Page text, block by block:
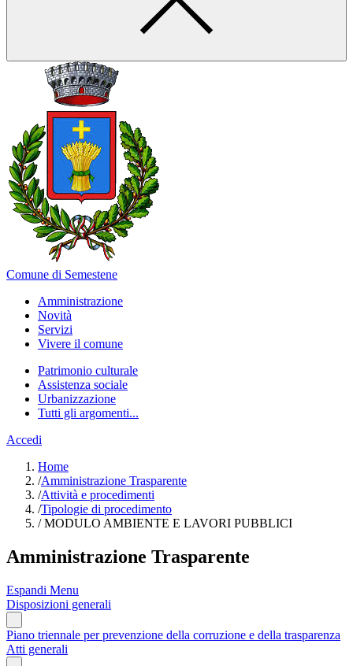
Comune di Semestene
Amministrazione
Novità
Servizi
Vivere il comune
Patrimonio culturale
Assistenza sociale
Urbanizzazione
Tutti gli argomenti...
Accedi
Home
/Amministrazione Trasparente
/Attività e procedimenti
/Tipologie di procedimento
/MODULO AMBIENTE E LAVORI PUBBLICI
Amministrazione Trasparente
Espandi Menu
Disposizioni generali
Piano triennale per prevenzione della corruzione e della trasparenza
Atti generali